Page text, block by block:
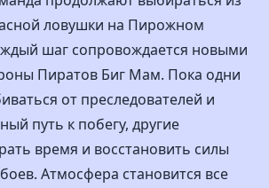
ловушки на Пирожном
шаг сопровождается новыми
Пиратов Биг Мам. Пока одни
от преследователей и
путь к побегу, другие
время и восстановить силы
Атмосфера становится все